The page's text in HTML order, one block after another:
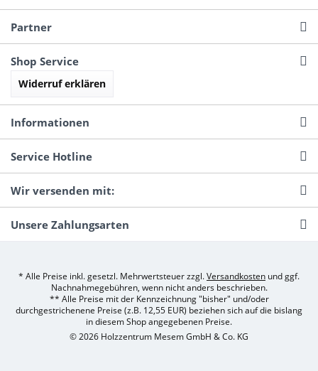
Partner
Shop Service
Widerruf erklären
Informationen
Service Hotline
Wir versenden mit:
Unsere Zahlungsarten
* Alle Preise inkl. gesetzl. Mehrwertsteuer zzgl.Versandkosten und ggf.
Nachnahmegebühren, wenn nicht anders beschrieben.
** Alle Preise mit der Kennzeichnung "bisher" und/oder
durchgestrichenene Preise (z.B. 12,55 EUR) beziehen sich auf die bislang
in diesem Shop angegebenen Preise.
© 2026 Holzzentrum Mesem GmbH & Co. KG